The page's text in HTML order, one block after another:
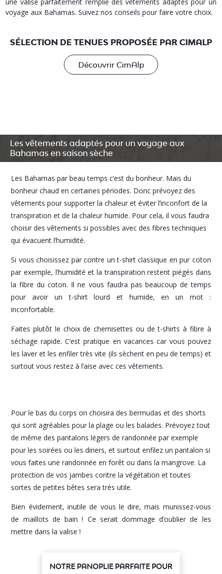
voyage aux Bahamas. Suivez nos conseils pour faire votre choix.
SÉLECTION DE TENUES PROPOSÉE PAR CIMALP
Découvrir CimAlp
Les vêtements adaptés pour un voyage aux
Bahamas en saison sèche
Les Bahamas par beau temps c’est du bonheur. Mais du
bonheur chaud en certaines périodes. Donc prévoyez des
vêtements pour supporter la chaleur et éviter l’inconfort de la
transpiration et de la chaleur humide. Pour cela, il vous faudra
choisir des vêtements si possibles avec des fibres techniques
qui évacuent l’humidité.
Si vous choisissez par contre un t-shirt classique en pur coton
par exemple, l’humidité et la transpiration restent piégés dans
la fibre du coton. Il ne vous faudra pas beaucoup de temps
pour avoir un t-shirt lourd et humide, en un mot :
inconfortable.
Faites plutôt le choix de chemisettes ou de t-shirts à fibre à
séchage rapide. C’est pratique en vacances car vous pouvez
les laver et les enfiler très vite (ils sèchent en peu de temps) et
surtout vous restez à l’aise avec ces vêtements.
Pour le bas du corps on choisira des bermudas et des shorts
qui sont agréables pour la plage ou les balades. Prévoyez tout
de même des pantalons légers de randonnée par exemple
pour les soirées ou les diners, et surtout enfilez un pantalon si
vous faites une randonnée en forêt ou dans la mangrove. La
protection de vos jambes contre la végétation et toutes
sortes de petites bêtes sera très utile.
Bien évidement, inutile de vous le dire, mais munissez-vous
de maillots de bain ! Ce serait dommage d’oublier de les
mettre dans la valise !
NOTRE PANOPLIE PARFAITE POUR